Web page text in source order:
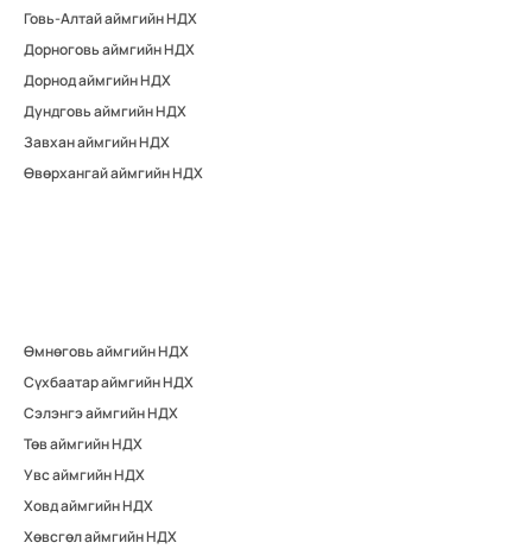
Говь-Алтай аймгийн НДХ
Дорноговь аймгийн НДХ
Дорнод аймгийн НДХ
Дундговь аймгийн НДХ
Завхан аймгийн НДХ
Өвөрхангай аймгийн НДХ
Өмнөговь аймгийн НДХ
Сүхбаатар аймгийн НДХ
Сэлэнгэ аймгийн НДХ
Төв аймгийн НДХ
Увс аймгийн НДХ
Ховд аймгийн НДХ
Хөвсгөл аймгийн НДХ